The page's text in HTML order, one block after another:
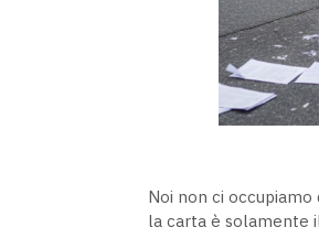
Noi non ci
la carta è solamente